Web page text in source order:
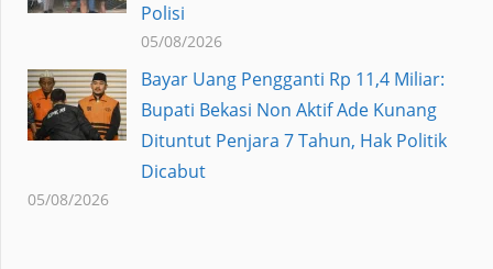
Polisi
05/08/2026
Bayar Uang Pengganti Rp 11,4 Miliar:
Bupati Bekasi Non Aktif Ade Kunang
Dituntut Penjara 7 Tahun, Hak Politik
Dicabut
05/08/2026